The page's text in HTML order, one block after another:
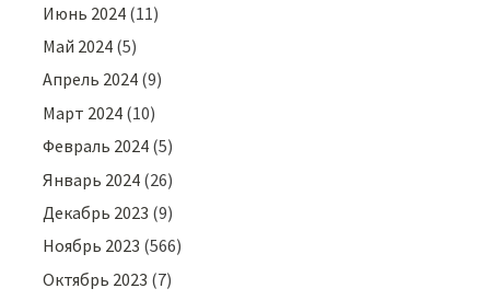
Июнь 2024 (11)
Май 2024 (5)
Апрель 2024 (9)
Март 2024 (10)
Февраль 2024 (5)
Январь 2024 (26)
Декабрь 2023 (9)
Ноябрь 2023 (566)
Октябрь 2023 (7)